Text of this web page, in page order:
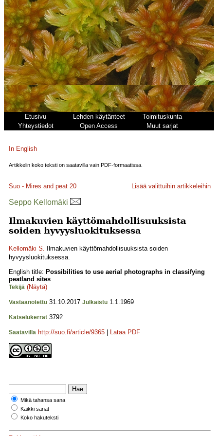
Etusivu Lehden käytänteet
Toimituskunta
Yhteystiedot
Open Access Muut sarjat
In English
Artikkelin koko teksti on saatavilla vain PDF-formaatissa.
Suo - Mires and peat 20 Lisää valittuihin artikkeleihin
Seppo Kellomäki
Ilmakuvien käyttömahdollisuuksista
soiden hyvyysluokituksessa
Kellomäki S. Ilmakuvien käyttömahdollisuuksista soiden
hyvyysluokituksessa.
English title: Possibilities to use aerial photographs in classifying
peatland sites
Tekijä (Näytä)
Vastaanotettu 31.10.2017 Julkaistu 1.1.1969
Katselukerrat 3792
Saatavilla http://suo.fi/article/9365 Lataa PDF
Mikä tahansa sana
Kaikki sanat
Koko hakuteksti